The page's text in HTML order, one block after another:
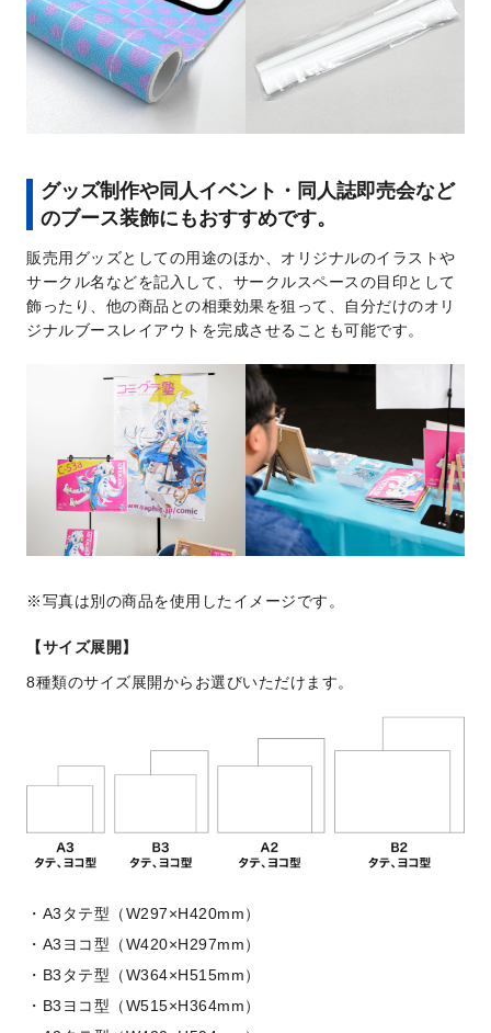
グッズ制作や同人イベント・同人誌即売会など
のブース装飾にもおすすめです。
販売用グッズとしての用途のほか、オリジナルのイラストや
サークル名などを記入して、サークルスペースの目印として
飾ったり、他の商品との相乗効果を狙って、自分だけのオリ
ジナルブースレイアウトを完成させることも可能です。
写真は別の商品を使用したイメージです。
【サイズ展開】
8種類のサイズ展開からお選びいただけます。
A3タテ型（W297×H420mm）
A3ヨコ型（W420×H297mm）
B3タテ型（W364×H515mm）
B3ヨコ型（W515×H364mm）